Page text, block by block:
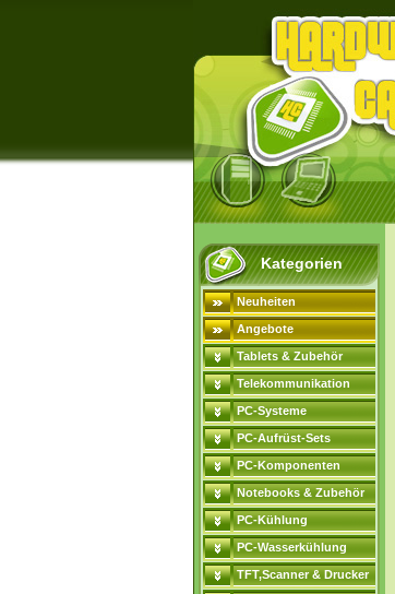
Kategorien
Neuheiten
Angebote
Tablets & Zubehör
Telekommunikation
PC-Systeme
PC-Aufrüst-Sets
PC-Komponenten
Notebooks & Zubehör
PC-Kühlung
PC-Wasserkühlung
TFT,Scanner & Drucker